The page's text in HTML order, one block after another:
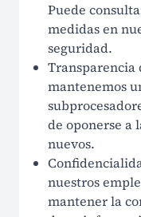
Puede
medidas en
seguridad.
Transparencia
mantenemos
de oponerse a
nuevos.
nuestros
mantener la